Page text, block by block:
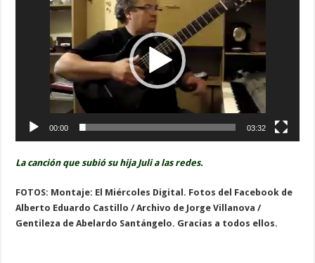
00:00 03:32
La canción que subió su hija Juli a las redes.
FOTOS: Montaje: El Miércoles Digital. Fotos del Facebook de
Alberto Eduardo Castillo / Archivo de Jorge Villanova /
Gentileza de Abelardo Santángelo. Gracias a todos ellos.